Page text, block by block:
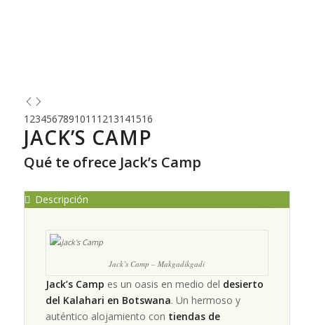
1 234567891011 1213141516
JACK’S CAMP
Qué te ofrece Jack’s Camp
Descripción
Jack’s Camp – Makgadikgadi
Jack’s Camp es un oasis en medio del desierto
del Kalahari en Botswana. Un hermoso y
auténtico alojamiento con tiendas de